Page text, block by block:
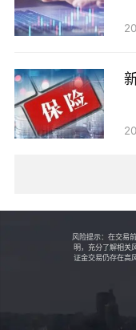
略规划、业务拓展
促进，有效驱动文
活水、提供强劲动
动上形成高度统一
作格局。此外，公
度，鼓励员工结合
关研究成果入库，
抓实关键环节，做
联储证券致力于构
风险提示：在交易
明，充分了解相关
证金交易仍存在高